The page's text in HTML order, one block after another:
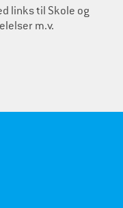
links til Skole og
m.v.